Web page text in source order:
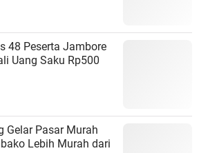
48 Peserta Jambore
Uang Saku Rp500
Gelar Pasar Murah
Lebih Murah dari